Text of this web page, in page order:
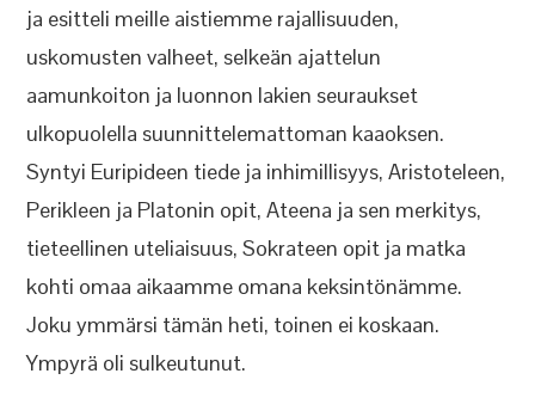
ja esitteli meille aistiemme rajallisuuden,
uskomusten valheet, selkeän ajattelun
aamunkoiton ja luonnon lakien seuraukset
ulkopuolella suunnittelemattoman kaaoksen.
Syntyi Euripideen tiede ja inhimillisyys, Aristoteleen,
Perikleen ja Platonin opit, Ateena ja sen merkitys,
tieteellinen uteliaisuus, Sokrateen opit ja matka
kohti omaa aikaamme omana keksintönämme.
Joku ymmärsi tämän heti, toinen ei koskaan.
Ympyrä oli sulkeutunut.